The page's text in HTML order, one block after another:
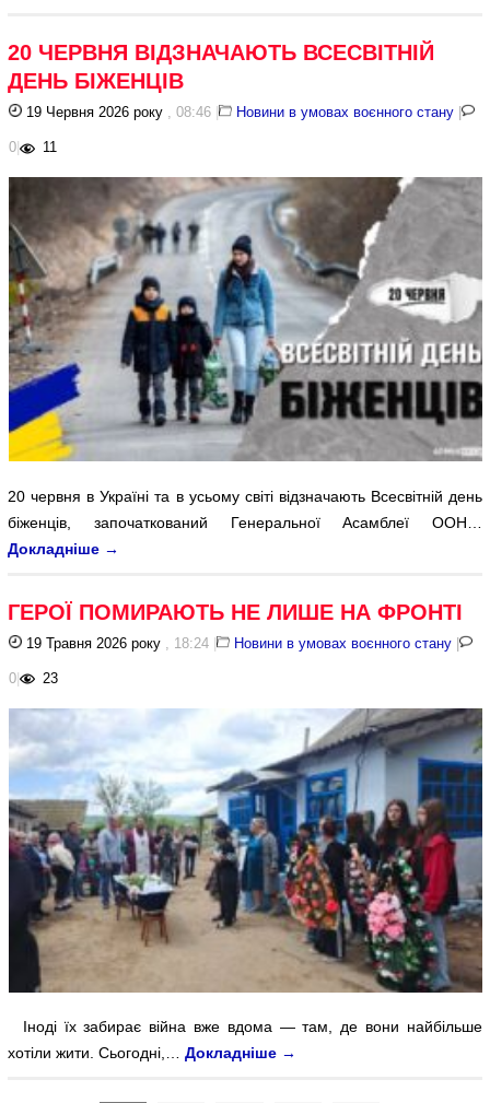
20 ЧЕРВНЯ ВІДЗНАЧАЮТЬ ВСЕСВІТНІЙ
ДЕНЬ БІЖЕНЦІВ
19 Червня 2026 року , 08:46 | Новини в умовах воєнного стану |
0 | 11
20 червня в Україні та в усьому світі відзначають Всесвітній день
біженців, започаткований Генеральної Асамблеї ООН…
Докладніше →
ГЕРОЇ ПОМИРАЮТЬ НЕ ЛИШЕ НА ФРОНТІ
19 Травня 2026 року , 18:24 | Новини в умовах воєнного стану |
0| 23
Іноді їх забирає війна вже вдома — там, де вони найбільше
хотіли жити. Сьогодні,…Докладніше →